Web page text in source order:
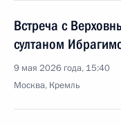
Встреча с
султаном
9 мая 2026 года, 15:40
Москва, Кремль